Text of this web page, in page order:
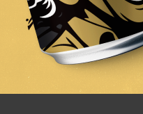
ZEPTEJTE SE